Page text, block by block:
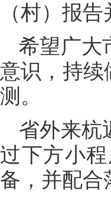
（村）报
希望广大
意识，持续
测。
省外来杭
过下方小
备，并配合